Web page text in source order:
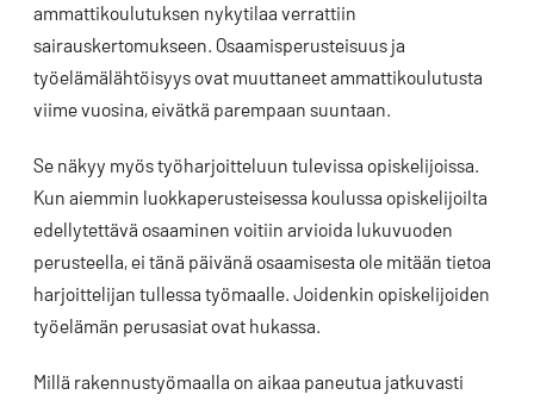
ammattikoulutuksen nykytilaa verrattiin
sairauskertomukseen. Osaamisperusteisuus ja
työelämälähtöisyys ovat muuttaneet ammattikoulutusta
viime vuosina, eivätkä parempaan suuntaan.
Se näkyy myös työharjoitteluun tulevissa opiskelijoissa.
Kun aiemmin luokkaperusteisessa koulussa opiskelijoilta
edellytettävä osaaminen voitiin arvioida lukuvuoden
perusteella, ei tänä päivänä osaamisesta ole mitään tietoa
harjoittelijan tullessa työmaalle. Joidenkin opiskelijoiden
työelämän perusasiat ovat hukassa.
Millä rakennustyömaalla on aikaa paneutua jatkuvasti